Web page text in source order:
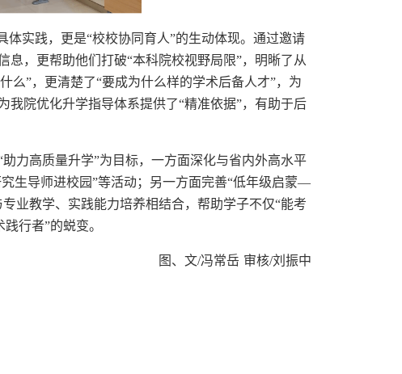
体实践，更是“校校协同育人”的生动体现。通过邀请
，更帮助他们打破“本科院校视野局限”，明晰了从
”，更清楚了“要成为什么样的学术后备人才”，为
院优化升学指导体系提供了“精准依据”，有助于后
助力高质量升学”为目标，一方面深化与省内外高水平
生导师进校园”等活动；另一方面完善“低年级启蒙—
业教学、实践能力培养相结合，帮助学子不仅“能考
行者”的蜕变。
图、文/冯常岳 审核/刘振中